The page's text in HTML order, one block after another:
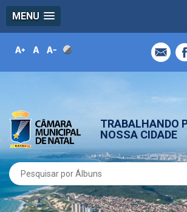
MENU
TRABALHANDO
NOSSA CIDADE